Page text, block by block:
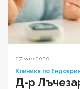
27 мар 2020
Клиника по
Д-р